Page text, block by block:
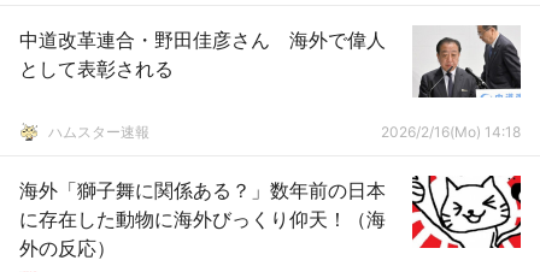
中道改革連合・野田佳彦さん 海外で偉人
として表彰される
ハムスター速報 2026/2/16(Mo) 14:18
海外「獅子舞に関係ある？」数年前の日本
に存在した動物に海外びっくり仰天！（海
外の反応）